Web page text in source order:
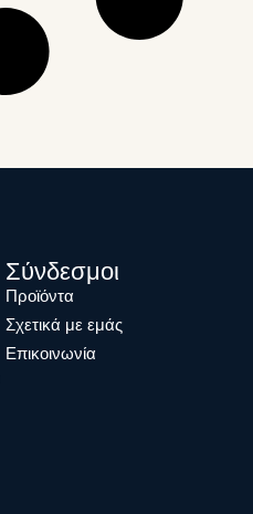
Σύνδεσμοι
Προϊόντα
Σχετικά με εμάς
Επικοινωνία